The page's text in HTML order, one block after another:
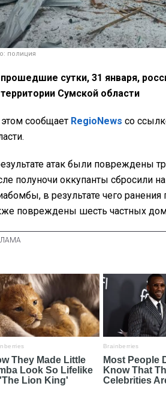
полиция
сутки, 31 января,
Сумской области
сообщает RegioNews со
атак были повреждены
полуночи оккупанты сбросили
в результате чего
повреждены шесть частных